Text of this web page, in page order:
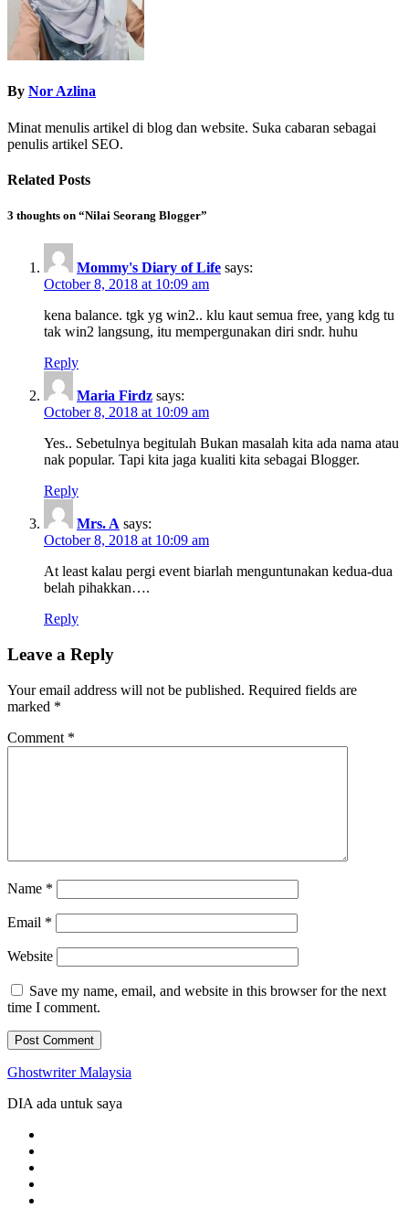
By Nor Azlina
Minat menulis artikel di blog dan website. Suka cabaran sebagai
penulis artikel SEO.
Related Posts
3 thoughts on “Nilai Seorang Blogger”
Mommy's Diary of Life says:
October 8, 2018 at 10:09 am
kena balance. tgk yg win2.. klu kaut semua free, yang kdg tu
tak win2 langsung, itu mempergunakan diri sndr. huhu
Reply
Maria Firdz says:
October 8, 2018 at 10:09 am
Yes.. Sebetulnya begitulah Bukan masalah kita ada nama atau
nak popular. Tapi kita jaga kualiti kita sebagai Blogger.
Reply
Mrs. A says:
October 8, 2018 at 10:09 am
At least kalau pergi event biarlah menguntunakan kedua-dua
belah pihakkan….
Reply
Leave a Reply
Your email address will not be published. Required fields are
marked *
Comment *
Name *
Email *
Website
Save my name, email, and website in this browser for the next
time I comment.
Ghostwriter Malaysia
DIA ada untuk saya